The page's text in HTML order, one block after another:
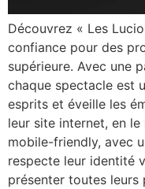
Découvrez « Les
confiance pour des
supérieure. Avec une
chaque spectacle est
esprits et éveille les
leur site internet, en
mobile-friendly, avec
respecte leur identité
présenter toutes leurs